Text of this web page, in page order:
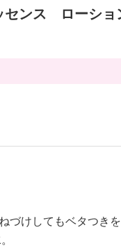
センス ローショ
づけしてもベタつきを